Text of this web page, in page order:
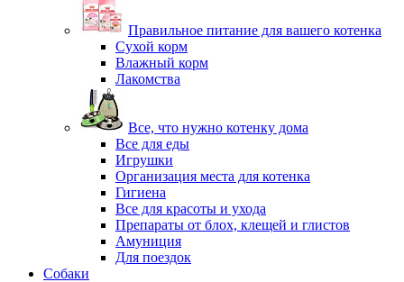
Правильное питание для вашего котенка
Сухой корм
Влажный корм
Лакомства
Все, что нужно котенку дома
Все для еды
Игрушки
Организация места для котенка
Гигиена
Все для красоты и ухода
Препараты от блох, клещей и глистов
Амуниция
Для поездок
Собаки